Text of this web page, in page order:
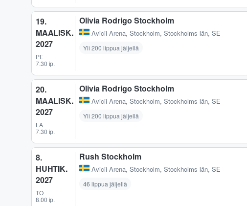
19.
MAALISK.
2027
PE
7.30 ip.
Olivia Rodrigo Stockholm
Avicii Arena, Stockholm, Stockholms län, SE
Yli 200 lippua jäljellä
20.
MAALISK.
2027
LA
7.30 ip.
Olivia Rodrigo Stockholm
Avicii Arena, Stockholm, Stockholms län, SE
Yli 200 lippua jäljellä
8.
HUHTIK.
2027
TO
8.00 ip.
Rush Stockholm
Avicii Arena, Stockholm, Stockholms län, SE
46 lippua jäljellä